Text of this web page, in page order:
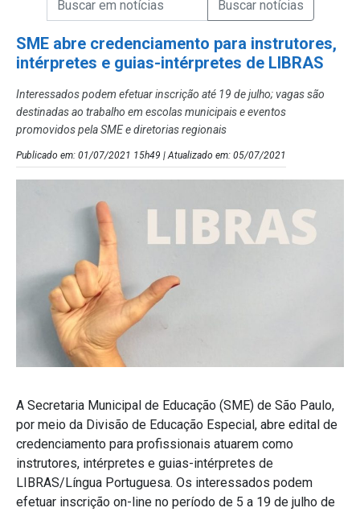
SME abre credenciamento para instrutores,
intérpretes e guias-intérpretes de LIBRAS
Interessados podem efetuar inscrição até 19 de julho; vagas são
destinadas ao trabalho em escolas municipais e eventos
promovidos pela SME e diretorias regionais
Publicado em: 01/07/2021 15h49 | Atualizado em: 05/07/2021
A Secretaria Municipal de Educação (SME) de São Paulo,
por meio da Divisão de Educação Especial, abre edital de
credenciamento para profissionais atuarem como
instrutores, intérpretes e guias-intérpretes de
LIBRAS/Língua Portuguesa. Os interessados podem
efetuar inscrição on-line no período de 5 a 19 de julho de